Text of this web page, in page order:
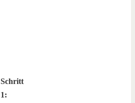
Schritt
1: